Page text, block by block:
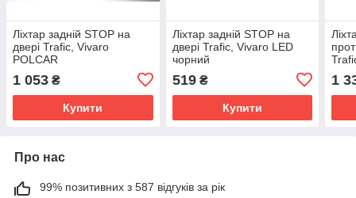
Ліхтар задній STOP на
двері Trafic, Vivaro
POLCAR
1 053 ₴
Купити
Ліхтар задній STOP на
двері Trafic, Vivaro LED
чорний
519₴
Купити
1
Про нас
99% позитивних з 587 відгуків за рік